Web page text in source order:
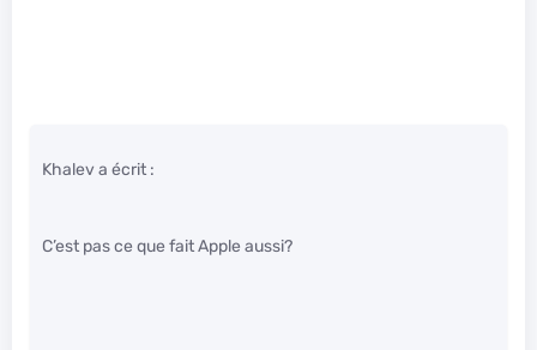
Khalev a écrit :
C’est pas ce que fait Apple aussi?